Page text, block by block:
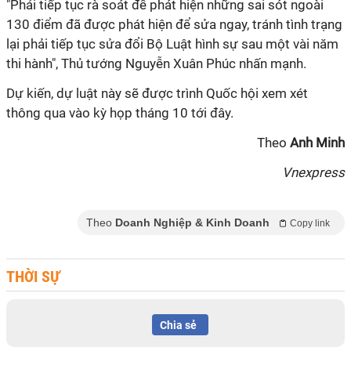
"Phải tiếp tục rà soát để phát hiện những sai sót ngoài
130 điểm đã được phát hiện để sửa ngay, tránh tình trạng
lại phải tiếp tục sửa đổi Bộ Luật hình sự sau một vài năm
thi hành", Thủ tướng Nguyễn Xuân Phúc nhấn mạnh.
Dự kiến, dự luật này sẽ được trình Quốc hội xem xét
thông qua vào kỳ họp tháng 10 tới đây.
Theo Anh Minh
Vnexpress
Theo Doanh Nghiệp & Kinh Doanh Copy link
THỜI SỰ
Chia sẻ